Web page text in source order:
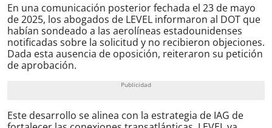
En una comunicación posterior fechada el 23 de mayo
de 2025, los abogados de LEVEL informaron al DOT que
habían sondeado a las aerolíneas estadounidenses
notificadas sobre la solicitud y no recibieron objeciones.
Dada esta ausencia de oposición, reiteraron su petición
de aprobación.
Este desarrollo se alinea con la estrategia de IAG de